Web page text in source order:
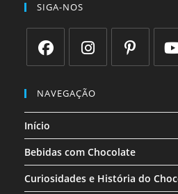
SIGA-NOS
em
uma
nova
em
uma
uma
uma
NAVEGAÇÃO
Início
Bebidas com Chocolate
Curiosidades e História do